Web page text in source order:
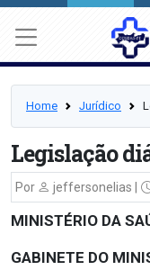
Home Jurídico
Legislação
Por jeffersonelias |
MINISTÉRIO DA
GABINETE DO